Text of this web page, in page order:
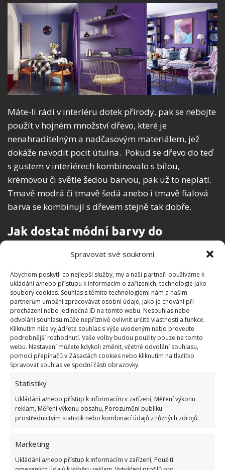
Spravovat své soukromí
Abychom poskytli co nejlepší služby, my a naši partneři používáme k
ukládání a/nebo přístupu k informacím o zařízeních, technologie jako
soubory cookies. Souhlas s těmito technologiemi nám a našim
partnerům umožní zpracovávat osobní údaje, jako je chování při
procházení nebo jedinečná ID na tomto webu. Nesouhlas nebo
odvolání souhlasu může nepříznivě ovlivnit určité vlastnosti a funkce.
Kliknutím níže vyjádřete souhlas s výše uvedeným nebo proveďte
podrobnější rozhodnutí. Vaše volby budou použity pouze na tomto
webu. Nastavení můžete kdykoli změnit, včetně odvolání souhlasu,
pomocí přepínačů v Zásadách cookies nebo kliknutím na tlačítko
Spravovat souhlas ve spodní části obrazovky.
Statistiky
Ukládání a/nebo přístup k informacím v zařízení, Měření výkonu
reklam, Měření výkonu obsahu, Porozumění publiku
prostřednictvím statistik nebo kombinací údajů z různých zdrojů.
Marketing
Ukládání a/nebo přístup k informacím v zařízení, Použití
Máte-li rádi v interiéru dotek přírody, pak se nebojte
použít v hojném množství dřevo, které je
nenahraditelným a nadčasovým materiálem, jež
dokáže navodit pocit útulna. Pokud se dřevo do teď
s gustem v interiérech kombinovalo s bílou,
krémovou či světle šedou barvou, pak už to neplatí.
Tmavě modrá či tmavě šedá anebo i tmavě fialová
barva se kombinují s dřevem stejně tak dobře.
Jak dostat módní barvy do
Jestliže chcete něco na svém stávajícím bydlení
změnit, pak se nebojte sáhnout na fialové či tmavě
modré doplňky v podobě polštářů, přehozů,
povlečení či kuchyňské pomocníky, závěsy, utěrky,
ubrusy a prostírání, koberečky, poličky, vázy,
květináče a klidně i tapetu na celou jednu stěnu.
Nemusí to být jen tmavě modrá a fialová, je-li vašim
favoritem jiná tmavá barva, pak je podzim 2018 jako
stvořený pro zařazení těchto barev do interiéru.
Obrázky: aeroscapeart.info, sketchuptexture.com